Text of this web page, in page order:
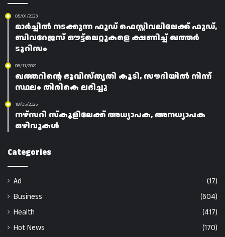
05/01/2023
മാർച്ചിൽ നടക്കുന്ന ഫുഡ് ഫെസ്റ്റിവലിലേക്ക് ഫുഡ്,
ബിവറേജസ് ഔട്ട്ലെറ്റുകളെ ക്ഷണിച്ച് ഖത്തർ
ടൂറിസം
06/11/2021
ഖത്തറിന്റെ ഭൂവിസ്തൃതി കൂടി, സൗദിയിൽ നിന്ന്
സ്ഥലം തിരികെ ലഭിച്ചു
18/05/2025
നഴ്‌സറി സ്‌കൂളിലേക്ക് അധ്യാപക, അനധ്യാപക
ഒഴിവുകൾ
Categories
Ad
(17)
Business
(604)
Health
(417)
Hot News
(170)